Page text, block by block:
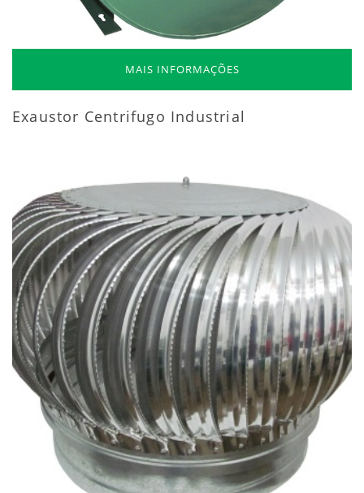
MAIS INFORMAÇÕES
Exaustor Centrifugo Industrial